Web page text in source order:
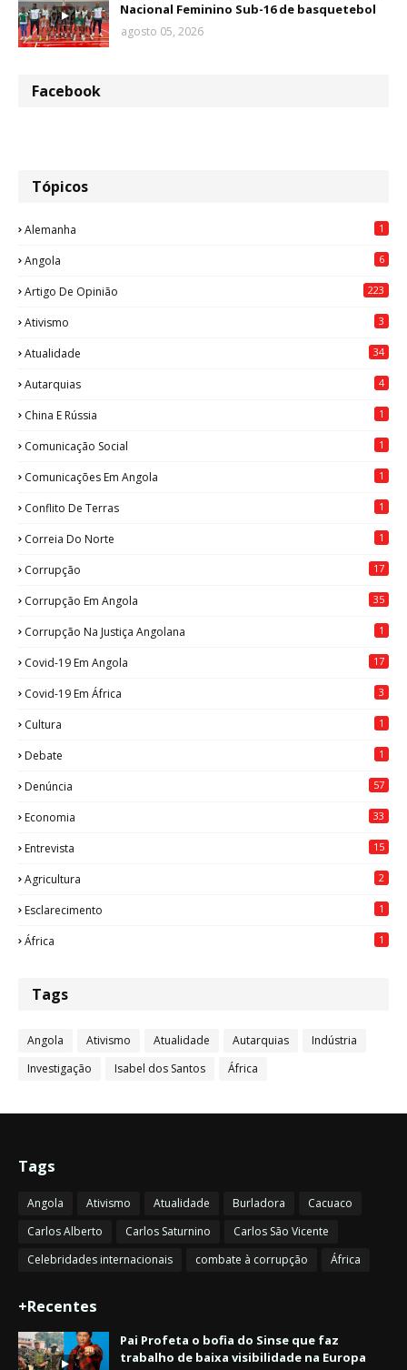
Nacional Feminino Sub-16 de basquetebol
agosto 05, 2026
Facebook
Tópicos
Alemanha 1
Angola 6
Artigo De Opinião 223
Ativismo 3
Atualidade 34
Autarquias 4
China E Rússia 1
Comunicação Social 1
Comunicações Em Angola 1
Conflito De Terras 1
Correia Do Norte 1
Corrupção 17
Corrupção Em Angola 35
Corrupção Na Justiça Angolana 1
Covid-19 Em Angola 17
Covid-19 Em África 3
Cultura 1
Debate 1
Denúncia 57
Economia 33
Entrevista 15
Agricultura 2
Esclarecimento 1
África 1
Tags
Angola Ativismo Atualidade Autarquias
Indústria
Investigação
Isabel dos Santos África
Tags
Angola Ativismo Atualidade Burladora
Cacuaco
Carlos Alberto
Carlos Saturnino
Carlos São Vicente
Celebridades internacionais
combate à corrupção África
+Recentes
Pai Profeta o bofia do Sinse que faz
trabalho de baixa visibilidade na Europa